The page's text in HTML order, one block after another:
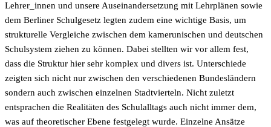
Lehrer_innen und unsere Auseinandersetzung mit Lehrplänen sowie
dem Berliner Schulgesetz legten zudem eine wichtige Basis, um
strukturelle Vergleiche zwischen dem kamerunischen und deutschen
Schulsystem ziehen zu können. Dabei stellten wir vor allem fest,
dass die Struktur hier sehr komplex und divers ist. Unterschiede
zeigten sich nicht nur zwischen den verschiedenen Bundesländern
sondern auch zwischen einzelnen Stadtvierteln. Nicht zuletzt
entsprachen die Realitäten des Schulalltags auch nicht immer dem,
was auf theoretischer Ebene festgelegt wurde. Einzelne Ansätze